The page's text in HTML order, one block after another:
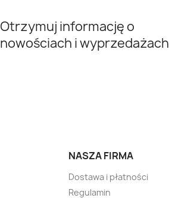
Otrzymuj informację o
nowościach i wyprzedażach
NASZA FIRMA
Dostawa i płatności
Regulamin